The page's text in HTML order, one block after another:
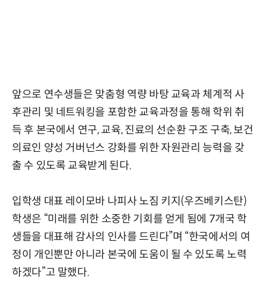
앞으로 연수생들은 맞춤형 역량 바탕 교육과 체계적 사
후관리 및 네트워킹을 포함한 교육과정을 통해 학위 취
득 후 본국에서 연구, 교육, 진료의 선순환 구조 구축, 보건
의료인 양성 거버넌스 강화를 위한 자원관리 능력을 갖
출 수 있도록 교육받게 된다.
입학생 대표 레이모바 나피사 노짐 키지(우즈베키스탄)
학생은 “미래를 위한 소중한 기회를 얻게 됨에 7개국 학
생들을 대표해 감사의 인사를 드린다”며 “한국에서의 여
정이 개인뿐만 아니라 본국에 도움이 될 수 있도록 노력
하겠다”고 말했다.